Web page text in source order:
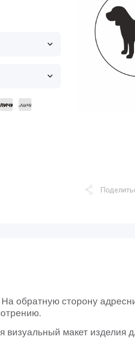
обратную сторону
визуальный макет изделия